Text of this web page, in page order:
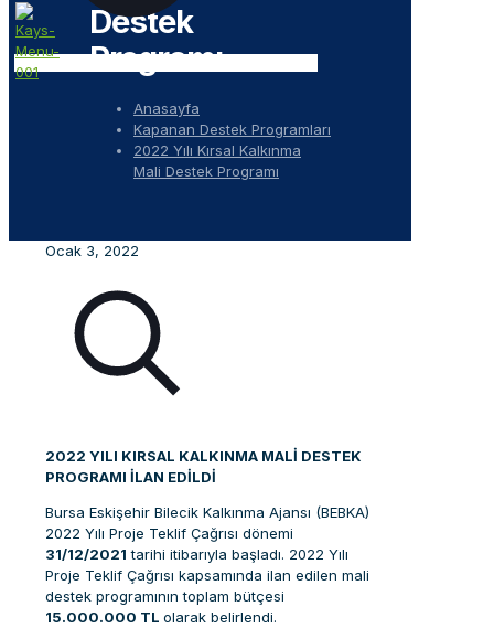
Destek
Programı
Anasayfa
Kapanan Destek Programları
2022 Yılı Kırsal Kalkınma
Mali Destek Programı
Ocak 3, 2022
2022 YILI KIRSAL KALKINMA MALİ DESTEK
PROGRAMI İLAN EDİLDİ
Bursa Eskişehir Bilecik Kalkınma Ajansı (BEBKA)
2022 Yılı Proje Teklif Çağrısı dönemi
31/12/2021 tarihi itibarıyla başladı. 2022 Yılı
Proje Teklif Çağrısı kapsamında ilan edilen mali
destek programının toplam bütçesi
15.000.000 TL olarak belirlendi.